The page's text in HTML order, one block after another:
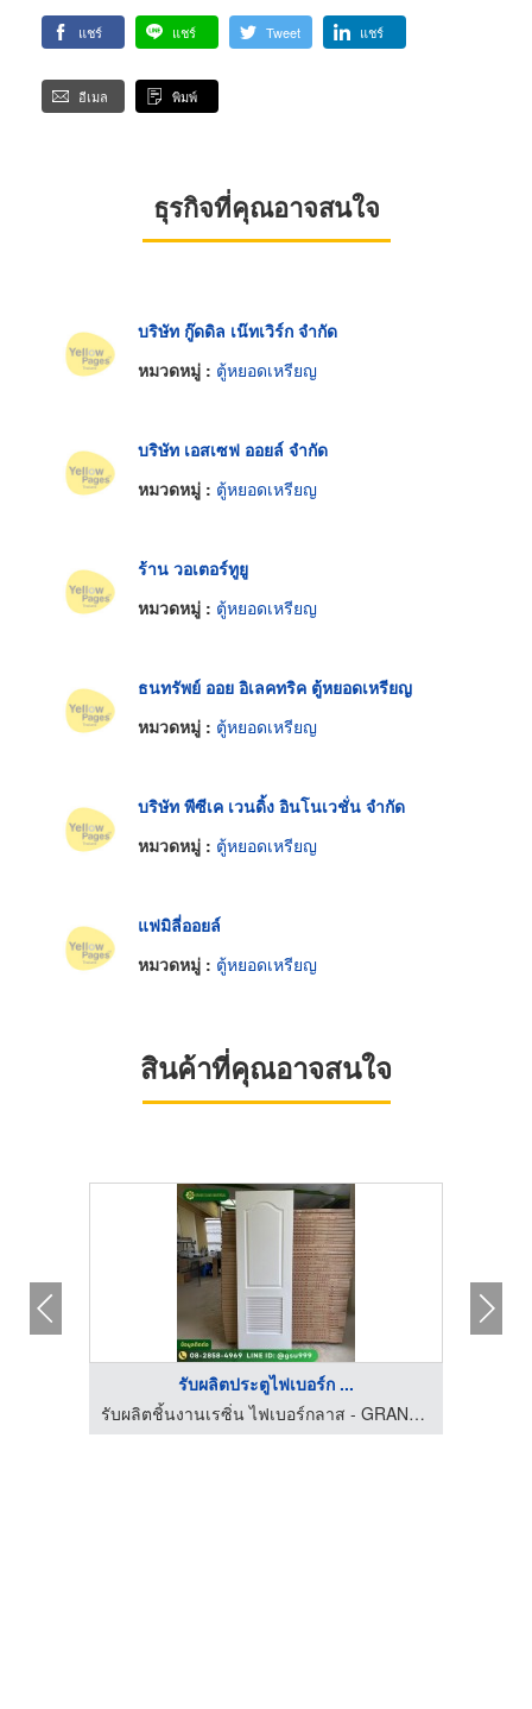
แชร์ แชร์ Tweet แชร์
อีเมล พิมพ์
ธุรกิจที่คุณอาจสนใจ
บริษัท กู๊ดดิล เน๊ทเวิร์ก จำกัด
หมวดหมู่ : ตู้หยอดเหรียญ
บริษัท เอสเซฟ ออยล์ จำกัด
หมวดหมู่ : ตู้หยอดเหรียญ
ร้าน วอเตอร์ทูยู
หมวดหมู่ : ตู้หยอดเหรียญ
ธนทรัพย์ ออย อิเลคทริค ตู้หยอดเหรียญ
หมวดหมู่ : ตู้หยอดเหรียญ
บริษัท พีซีเค เวนดิ้ง อินโนเวชั่น จำกัด
หมวดหมู่ : ตู้หยอดเหรียญ
แฟมิลี่ออยล์
หมวดหมู่ : ตู้หยอดเหรียญ
สินค้าที่คุณอาจสนใจ
รับผลิตประตูไฟเบอร์ก ...
รับผลิตชิ้นงานเรซิ่น ไฟเบอร์กลาส - GRAND SIAM UNIVERSAL